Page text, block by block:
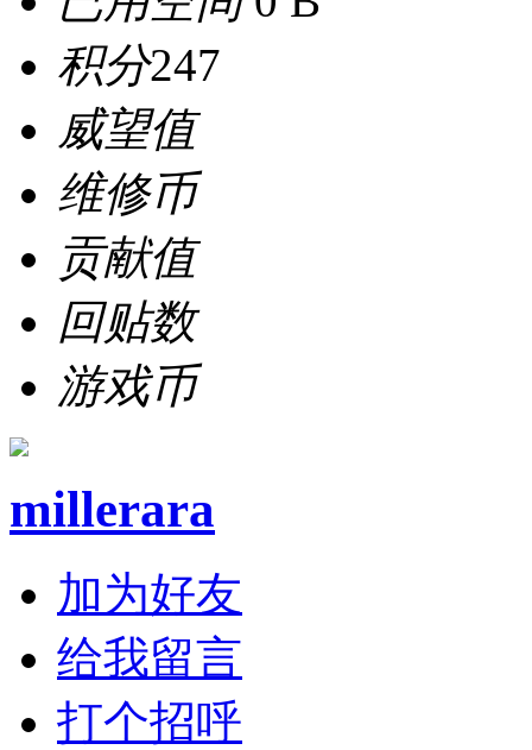
积分247
威望值
维修币
贡献值
回贴数
游戏币
millerara
加为好友
给我留言
打个招呼